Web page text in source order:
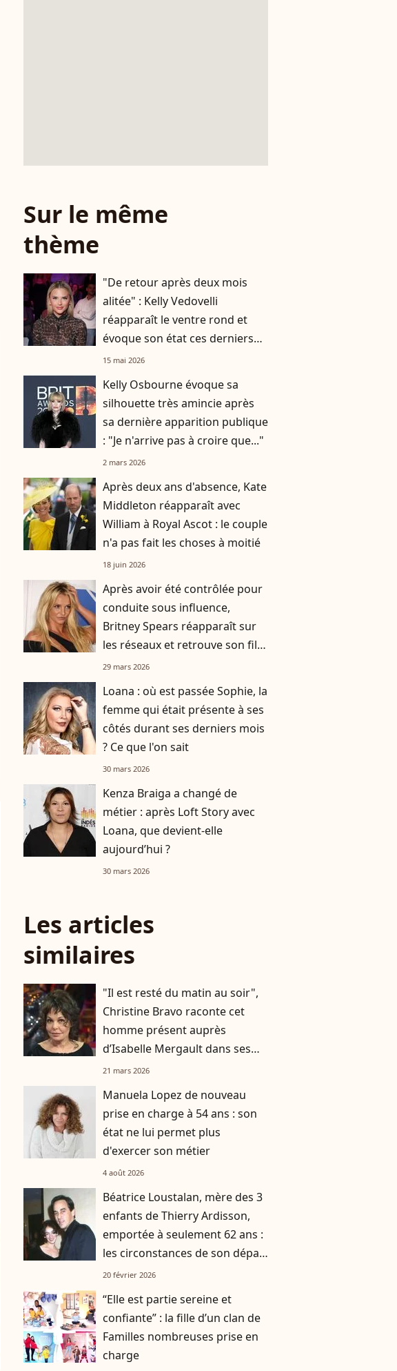
Sur le même
thème
"De retour après deux mois
alitée" : Kelly Vedovelli
réapparaît le ventre rond et
évoque son état ces derniers
mois
15 mai 2026
Kelly Osbourne évoque sa
silhouette très amincie après
sa dernière apparition publique
: "Je n'arrive pas à croire que..."
2 mars 2026
Après deux ans d'absence, Kate
Middleton réapparaît avec
William à Royal Ascot : le couple
n'a pas fait les choses à moitié
18 juin 2026
Après avoir été contrôlée pour
conduite sous influence,
Britney Spears réapparaît sur
les réseaux et retrouve son fils
Jayden
29 mars 2026
Loana : où est passée Sophie, la
femme qui était présente à ses
côtés durant ses derniers mois
? Ce que l'on sait
30 mars 2026
Kenza Braiga a changé de
métier : après Loft Story avec
Loana, que devient-elle
aujourd’hui ?
30 mars 2026
Les articles
similaires
"Il est resté du matin au soir",
Christine Bravo raconte cet
homme présent auprès
d’Isabelle Mergault dans ses
derniers instants
21 mars 2026
Manuela Lopez de nouveau
prise en charge à 54 ans : son
état ne lui permet plus
d'exercer son métier
4 août 2026
Béatrice Loustalan, mère des 3
enfants de Thierry Ardisson,
emportée à seulement 62 ans :
les circonstances de son départ
connues
20 février 2026
“Elle est partie sereine et
confiante” : la fille d’un clan de
Familles nombreuses prise en
charge